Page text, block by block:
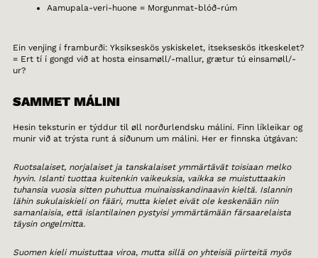
Aamupala-veri-huone = Morgunmat-blóð-rúm
Ein venjing í framburði: Yksikseskös yskiskelet, itsekseskös itkeskelet?
= Ert tí í gongd við at hosta einsamøll/-mallur, grætur tú einsamøll/-
ur?
SAMMET MÁLINI
Hesin teksturin er týddur til øll norðurlendsku málini. Finn líkleikar og
munir við at trýsta runt á síðunum um málini. Her er finnska útgávan:
Ruotsalaiset, norjalaiset ja tanskalaiset ymmärtävät toisiaan melko
hyvin. Islanti tuottaa kuitenkin vaikeuksia, vaikka se muistuttaakin
tuhansia vuosia sitten puhuttua muinaisskandinaavin kieltä. Islannin
lähin sukulaiskieli on fääri, mutta kielet eivät ole keskenään niin
samanlaisia, että islantilainen pystyisi ymmärtämään färsaarelaista
täysin ongelmitta.
Suomen kieli muistuttaa viroa, mutta sillä on yhteisiä piirteitä myös